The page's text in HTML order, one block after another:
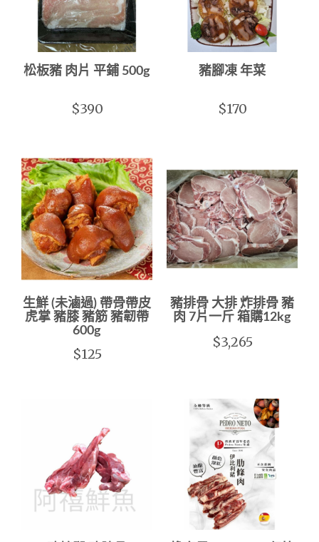
松板豬 肉片 平鋪 500g
$390
豬腳凍 年菜
$170
生鮮 (未滷過) 帶骨帶皮
虎掌 豬膝 豬筋 豬韌帶
600g
$125
豬排骨 大排 炸排骨 豬
肉 7片一斤 箱購12kg
$3,265